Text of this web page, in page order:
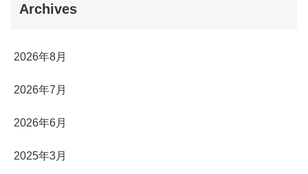
Archives
2026年8月
2026年7月
2026年6月
2025年3月